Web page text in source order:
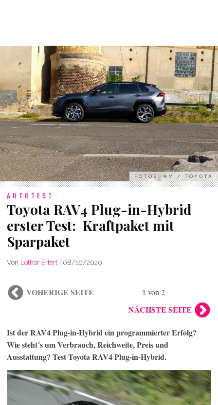
FOTOS: AM / TOYOTA
AUTOTEST
Toyota RAV4 Plug-in-Hybrid
erster Test: Kraftpaket mit
Sparpaket
Von Lothar Erfert 08/10/2020
VOHERIGE SEITE 1 von 2
NÄCHSTE SEITE
Ist der RAV4 Plug-in-Hybrid ein programmierter Erfolg?
Wie steht´s um Verbrauch, Reichweite, Preis und
Ausstattung? Test Toyota RAV4 Plug-in-Hybrid.